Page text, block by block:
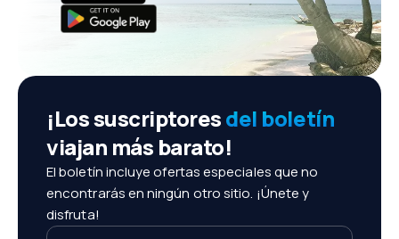
¡Los suscriptoresdel boletín
viajan más barato!
El boletín incluye ofertas especiales que no
encontrarás en ningún otro sitio. ¡Únete y
disfruta!